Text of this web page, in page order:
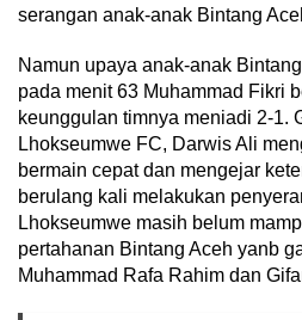
serangan anak-anak Bintang
Namun upaya anak-anak
pada menit 63 Muhammad Fikri
keunggulan timnya meniadi 2-1.
Lhokseumwe FC, Darwis Ali
bermain cepat dan mengejar
berulang kali melakukan
Lhokseumwe masih belum
pertahanan Bintang Aceh yanb
Muhammad Rafa Rahim dan